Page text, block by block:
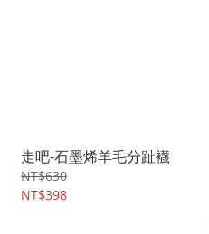
走吧-石墨烯羊毛分趾襪
NT$630
NT$398